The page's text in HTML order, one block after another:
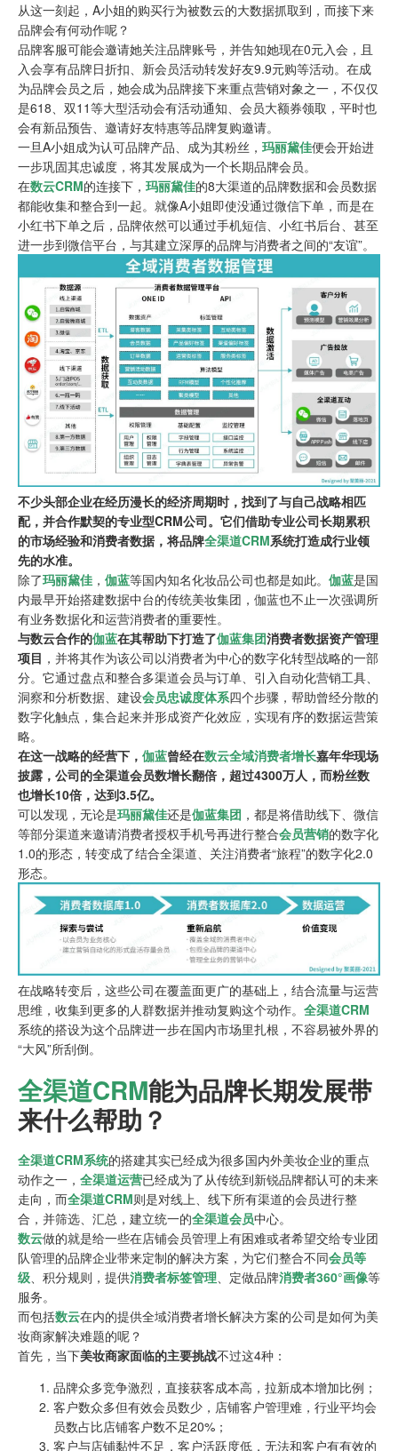
从这一刻起，A小姐的购买行为被数云的大数据抓取到，而接下来
品牌会有何动作呢？
品牌客服可能会邀请她关注品牌账号，并告知她现在0元入会，且
入会享有品牌日折扣、新会员活动转发好友9.9元购等活动。在成
为品牌会员之后，她会成为品牌接下来重点营销对象之一，不仅仅
是618、双11等大型活动会有活动通知、会员大额券领取，平时也
会有新品预告、邀请好友特惠等品牌复购邀请。
一旦A小姐成为认可品牌产品、成为其粉丝， 玛丽黛佳便会开始进
一步巩固其忠诚度，将其发展成为一个长期品牌会员。
在数云CRM的连接下， 玛丽黛佳的8大渠道的品牌数据和会员数据
都能收集和整合到一起。就像A小姐即使没通过微信下单，而是在
小红书下单之后，品牌依然可以通过手机短信、小红书后台、甚至
进一步到微信平台，与其建立深厚的品牌与消费者之间的“友谊”。
不少头部企业在经历漫长的经济周期时，找到了与自己战略相匹
配，并合作默契的专业型CRM公司。它们借助专业公司长期累积
的市场经验和消费者数据，将品牌全渠道CRM系统打造成行业领
先的水准。
除了玛丽黛佳 ， 伽蓝等国内知名化妆品公司也都是如此。 伽蓝是国
内最早开始搭建数据中台的传统美妆集团，伽蓝也不止一次强调所
有业务数据化和运营消费者的重要性。
与数云合作的伽蓝在其帮助下打造了伽蓝集团消费者数据资产管理
项目 ，并将其作为该公司以消费者为中心的数字化转型战略的一部
分。它通过盘点和整合多渠道会员与订单、引入自动化营销工具、
洞察和分析数据、建设会员忠诚度体系四个步骤，帮助曾经分散的
数字化触点，集合起来并形成资产化效应，实现有序的数据运营策
略。
在这一战略的经营下， 伽蓝曾经在数云全域消费者增长嘉年华现场
披露，公司的全渠道会员数增长翻倍，超过4300万人，而粉丝数
也增长10倍，达到3.5亿。
可以发现，无论是玛丽黛佳还是伽蓝集团 ，都是将借助线下、微信
等部分渠道来邀请消费者授权手机号再进行整合会员营销的数字化
1.0的形态，转变成了结合全渠道、关注消费者“旅程”的数字化2.0
形态。
在战略转变后，这些公司在覆盖面更广的基础上，结合流量与运营
思维，收集到更多的人群数据并推动复购这个动作。 全渠道CRM
系统的搭设为这个品牌进一步在国内市场里扎根，不容易被外界的
“大风”所刮倒。
全渠道CRM能为品牌长期发展带
来什么帮助？
全渠道CRM系统的搭建其实已经成为很多国内外美妆企业的重点
动作之一， 全渠道运营已经成为了从传统到新锐品牌都认可的未来
走向，而全渠道CRM则是对线上、线下所有渠道的会员进行整
合，并筛选、汇总，建立统一的全渠道会员中心。
数云做的就是给一些在店铺会员管理上有困难或者希望交给专业团
队管理的品牌企业带来定制的解决方案，为它们整合不同会员等
级、积分规则，提供消费者标签管理、定做品牌消费者360°画像等
服务。
而包括数云在内的提供全域消费者增长解决方案的公司是如何为美
妆商家解决难题的呢？
首先，当下美妆商家面临的主要挑战不过这4种：
品牌众多竞争激烈，直接获客成本高，拉新成本增加比例；
客户数众多但有效会员数少，店铺客户管理难，行业平均会
员数占比店铺客户数不足20%；
客户与店铺黏性不足，客户活跃度低，无法和客户有有效的